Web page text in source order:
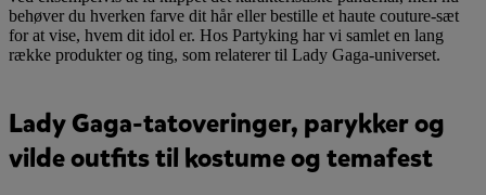
behøver du hverken farve dit hår eller bestille et haute couture-sæt
for at vise, hvem dit idol er. Hos Partyking har vi samlet en lang
række produkter og ting, som relaterer til Lady Gaga-universet.
Lady Gaga-tatoveringer, parykker og
vilde outfits til kostume og temafest